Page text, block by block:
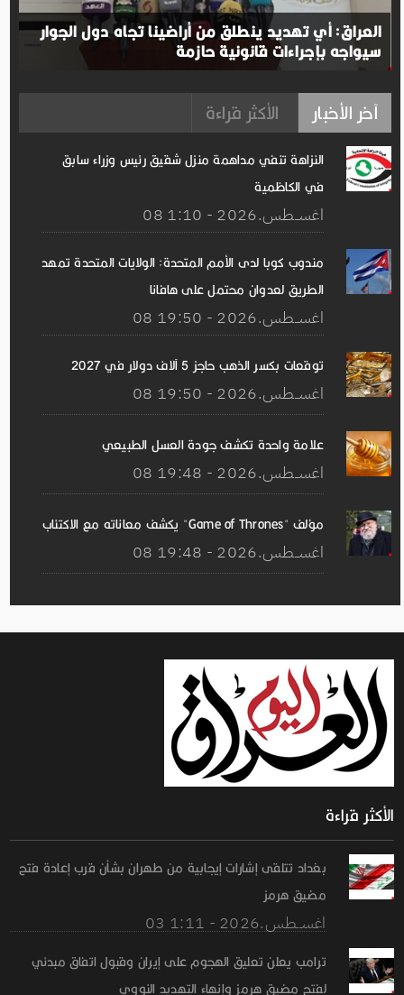
العراق: أي تهديد ينطلق من أراضينا تجاه دول الجوار
سيواجه بإجراءات قانونية حازمة
آخر الأخبار الأكثر قراءة
النزاهة تنفي مداهمة منزل شقيق رئيس وزراء سابق
في الكاظمية
08 اغســطس.2026 - 1:10
مندوب كوبا لدى الأمم المتحدة: الولايات المتحدة تمهد
الطريق لعدوان محتمل على هافانا
08 اغســطس.2026 - 19:50
توقعات بكسر الذهب حاجز 5 آلاف دولار في 2027
08 اغســطس.2026 - 19:50
علامة واحدة تكشف جودة العسل الطبيعي
08 اغســطس.2026 - 19:48
مؤلف "Game of Thrones" يكشف معاناته مع الاكتئاب
08 اغســطس.2026 - 19:48
الأكثر قراءة
بغداد تتلقى إشارات إيجابية من طهران بشأن قرب إعادة فتح
مضيق هرمز
03 اغســطس.2026 - 1:11
ترامب يعلن تعليق الهجوم على إيران وقبول اتفاق مبدئي
لفتح مضيق هرمز وإنهاء التهديد النووي